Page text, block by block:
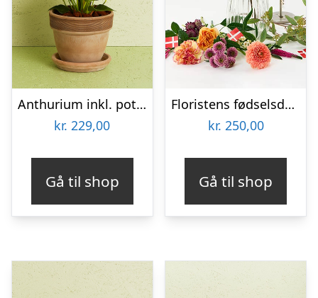
Anthurium inkl. potte
kr. 229,00
Gå til shop
Floristens fødselsdags trylleri – Send blomster med Bloomit
kr. 250,00
Gå til shop